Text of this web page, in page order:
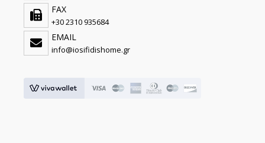
FAX
+30 2310 935684
EMAIL
info@iosifidishome.gr